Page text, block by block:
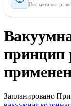
Вес металла,
принцип
Запланировано